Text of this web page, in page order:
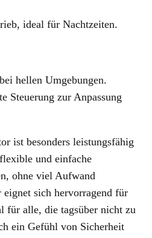
ideal für Nachtzeiten.
hellen Umgebungen.
Steuerung zur Anpassung
ist besonders leistungsfähig
und einfache
ohne viel Aufwand
eignet sich hervorragend für
für alle, die tagsüber nicht zu
ein Gefühl von Sicherheit